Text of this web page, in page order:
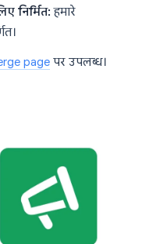
निर्मित: हमारे
page पर उपलब्ध।